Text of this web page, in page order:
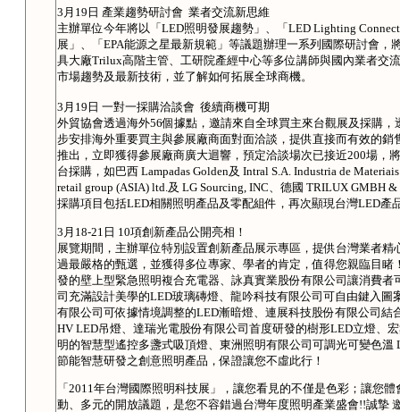
3月19日 產業趨勢研討會 業者交流新思維
主辦單位今年將以「LED照明發展趨勢」、「LED Lighting
展」、「EPA能源之星最新規範」等議題辦理一系列國際研討會
具大廠Trilux高階主管、工研院產經中心等多位講師與國內業者交
市場趨勢及最新技術，並了解如何拓展全球商機。
3月19日 一對一採購洽談會 後續商機可期
外貿協會透過海外56個據點，邀請來自全球買主來台觀展及採購
步安排海外重要買主與參展廠商面對面洽談，提供直接而有效的
推出，立即獲得參展廠商廣大迴響，預定洽談場次已接近200場，
台採購，如巴西 Lampadas Golden及 Intral S.A. Industria de
retail group (ASIA) ltd.及 LG Sourcing, INC、德國 TRILUX GMBH
採購項目包括LED相關照明產品及零配組件，再次顯現台灣LED產
3月18-21日 10項創新產品公開亮相！
展覽期間，主辦單位特別設置創新產品展示專區，提供台灣業者
過最嚴格的甄選，並獲得多位專家、學者的肯定，值得您親臨目
發的壁上型緊急照明複合充電器、詠真實業股份有限公司讓消費
司充滿設計美學的LED玻璃磚燈、龍吟科技有限公司可自由鍵入圖
有限公司可依據情境調整的LED漸暗燈、連展科技股份有限公司
HV LED吊燈、達瑞光電股份有限公司首度研發的樹形LED立燈、
明的智慧型遙控多盞式吸頂燈、東洲照明有限公司可調光可變色
節能智慧研發之創意照明產品，保證讓您不虛此行！
「2011年台灣國際照明科技展」，讓您看見的不僅是色彩；讓您
動、多元的開放議題，是您不容錯過台灣年度照明產業盛會!!誠摯